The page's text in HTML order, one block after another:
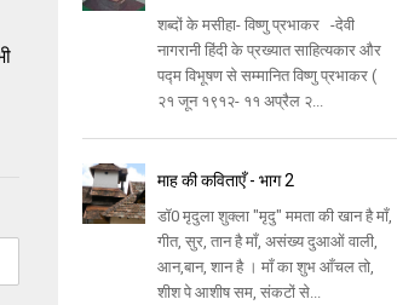
शब्दों के मसीहा- विष्णु प्रभाकर -देवी
नागरानी हिंदी के प्रख्यात साहित्यकार और
पद्म विभूषण से सम्मानित विष्णु प्रभाकर (
२१ जून १९१२- ११ अप्रैल २...
माह की कविताएँ - भाग 2
डॉ0 मृदुला शुक्ला "मृदु" ममता की खान है माँ,
गीत, सुर, तान है माँ, असंख्य दुआओं वाली,
आन,बान, शान है । माँ का शुभ आँचल तो,
शीश पे आशीष सम, संकटों से...